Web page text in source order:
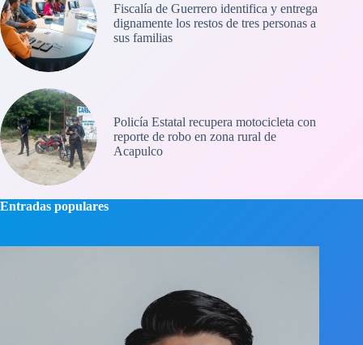
Fiscalía de Guerrero identifica y entrega
dignamente los restos de tres personas a
sus familias
Policía Estatal recupera motocicleta con
reporte de robo en zona rural de
Acapulco
Entradas populares